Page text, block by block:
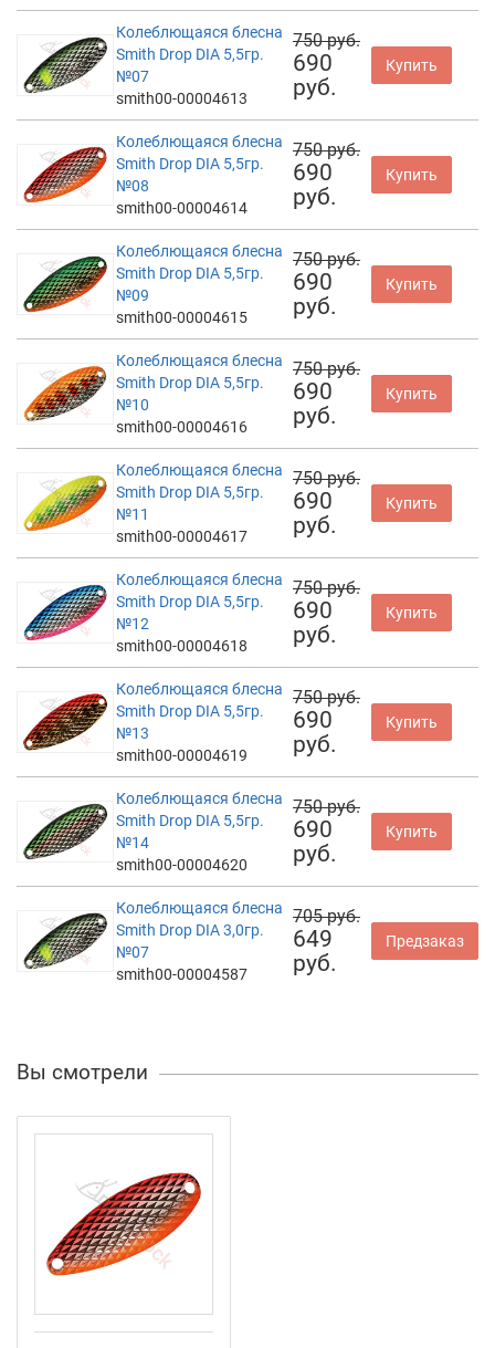
Колеблющаяся блесна
Smith Drop DIA 5,5гр.
№07
smith00-00004613
750 руб.
690
руб.
Купить
Колеблющаяся блесна
Smith Drop DIA 5,5гр.
№08
smith00-00004614
750 руб.
690
руб.
Купить
Колеблющаяся блесна
Smith Drop DIA 5,5гр.
№09
smith00-00004615
750 руб.
690
руб.
Купить
Колеблющаяся блесна
Smith Drop DIA 5,5гр.
№10
smith00-00004616
750 руб.
690
руб.
Купить
Колеблющаяся блесна
Smith Drop DIA 5,5гр.
№11
smith00-00004617
750 руб.
690
руб.
Купить
Колеблющаяся блесна
Smith Drop DIA 5,5гр.
№12
smith00-00004618
750 руб.
690
руб.
Купить
Колеблющаяся блесна
Smith Drop DIA 5,5гр.
№13
smith00-00004619
750 руб.
690
руб.
Купить
Колеблющаяся блесна
Smith Drop DIA 5,5гр.
№14
smith00-00004620
750 руб.
690
руб.
Купить
Колеблющаяся блесна
Smith Drop DIA 3,0гр.
№07
smith00-00004587
705 руб.
649
руб.
Предзаказ
Вы смотрели